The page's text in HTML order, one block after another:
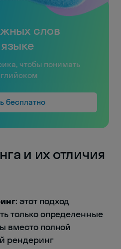
слов
чтобы понимать
бесплатно
и их отличия
: этот подход
только определенные
вместо полной
рендеринг